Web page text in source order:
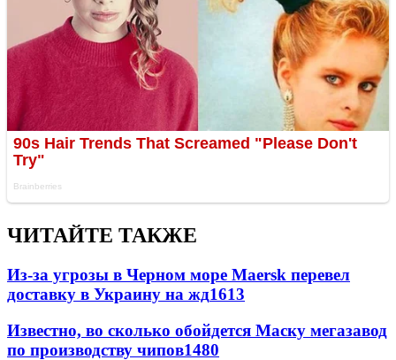
ЧИТАЙТЕ ТАКЖЕ
Из-за угрозы в Черном море Maersk перевел
доставку в Украину на жд1613
Известно, во сколько обойдется Маску мегазавод
по производству чипов1480